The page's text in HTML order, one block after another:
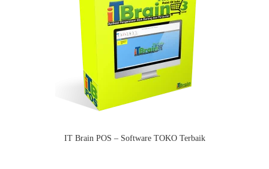
IT Brain POS – Software TOKO Terbaik